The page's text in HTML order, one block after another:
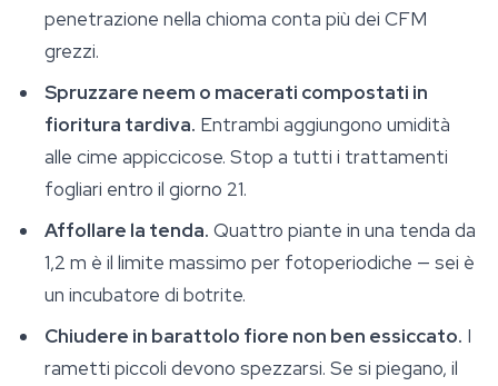
penetrazione nella chioma conta più dei CFM
grezzi.
Spruzzare neem o macerati compostati in
fioritura tardiva. Entrambi aggiungono umidità
alle cime appiccicose. Stop a tutti i trattamenti
fogliari entro il giorno 21.
Affollare la tenda. Quattro piante in una tenda da
1,2 m è il limite massimo per fotoperiodiche — sei è
un incubatore di botrite.
Chiudere in barattolo fiore non ben essiccato. I
rametti piccoli devono spezzarsi. Se si piegano, il